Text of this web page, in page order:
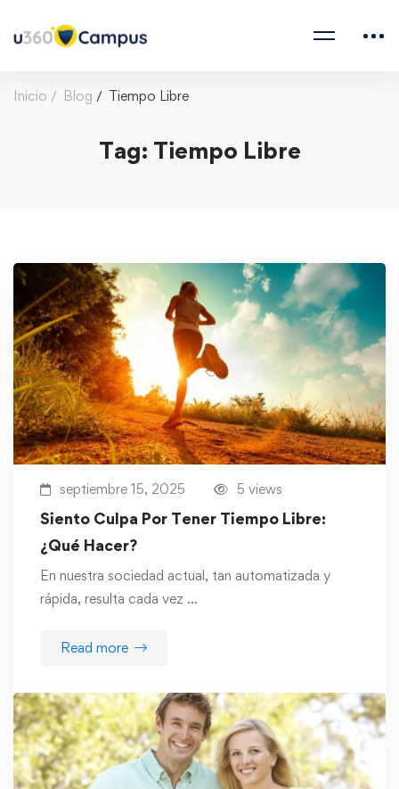
Inicio Blog Tiempo Libre
Tag: Tiempo Libre
septiembre 15, 2025 5 views
Siento Culpa Por Tener Tiempo Libre:
¿Qué Hacer?
En nuestra sociedad actual, tan automatizada y
rápida, resulta cada vez …
Read more